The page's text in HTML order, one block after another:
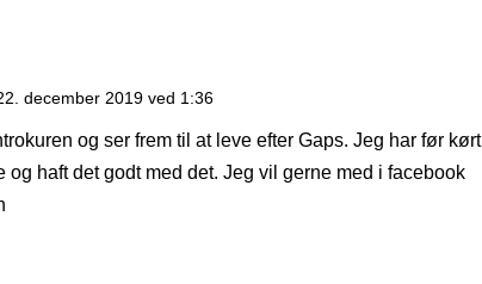
december 2019 ved 1:36
og ser frem til at leve efter Gaps. Jeg har før kørt
haft det godt med det. Jeg vil gerne med i facebook